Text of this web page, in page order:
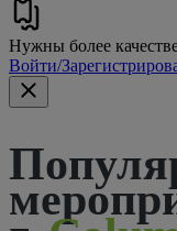
Нужны более
Войти/